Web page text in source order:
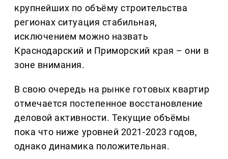
крупнейших по объёму строительства
регионах ситуация стабильная,
исключением можно назвать
Краснодарский и Приморский края – они в
зоне внимания.
В свою очередь на рынке готовых квартир
отмечается постепенное восстановление
деловой активности. Текущие объёмы
пока что ниже уровней 2021-2023 годов,
однако динамика положительная.